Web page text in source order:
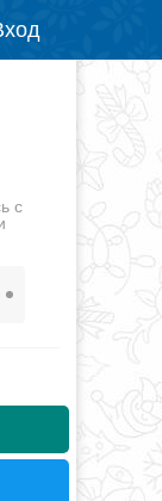
с